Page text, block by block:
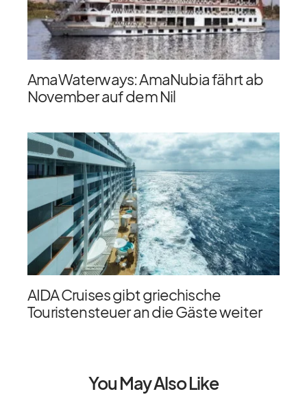
AmaWaterways: AmaNubia fährt ab
November auf dem Nil
AIDA Cruises gibt griechische
Touristensteuer an die Gäste weiter
You May Also Like